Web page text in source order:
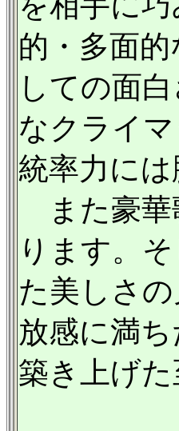
的・多面
しての面
なクライ
統率力に
また豪華
ります。
た美しさ
放感に満
築き上げ